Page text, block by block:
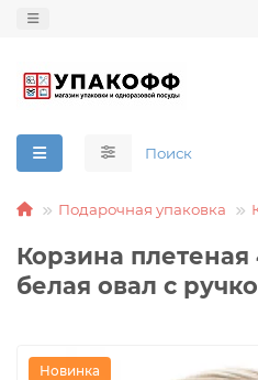
Подарочная упаковка
Корзина плетеная
белая овал с
Новинка